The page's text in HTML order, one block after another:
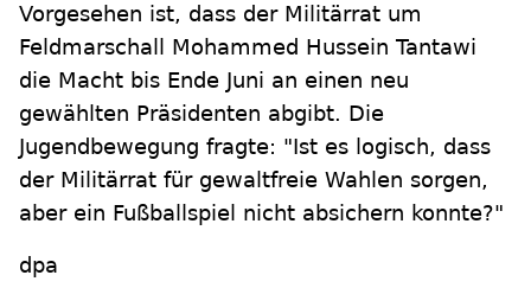
Vorgesehen ist, dass der Militärrat um
Feldmarschall Mohammed Hussein Tantawi
die Macht bis Ende Juni an einen neu
gewählten Präsidenten abgibt. Die
Jugendbewegung fragte: "Ist es logisch, dass
der Militärrat für gewaltfreie Wahlen sorgen,
aber ein Fußballspiel nicht absichern konnte?"
dpa